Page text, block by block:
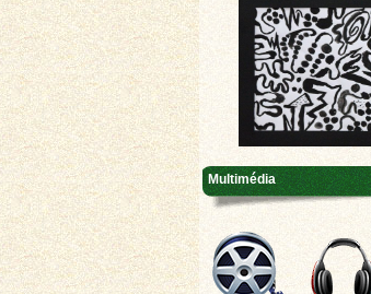
Multimédia